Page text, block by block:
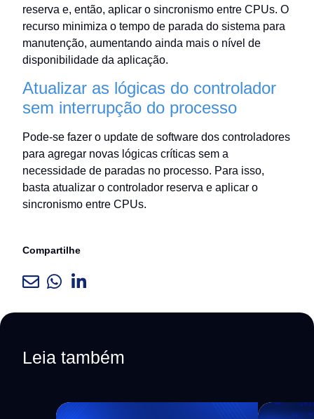
reserva e, então, aplicar o sincronismo entre CPUs. O
recurso minimiza o tempo de parada do sistema para
manutenção, aumentando ainda mais o nível de
disponibilidade da aplicação.
Atualizar as lógicas do controlador
sem interrupção do processo
Pode-se fazer o update de software dos controladores
para agregar novas lógicas críticas sem a
necessidade de paradas no processo. Para isso,
basta atualizar o controlador reserva e aplicar o
sincronismo entre CPUs.
Compartilhe
Leia também